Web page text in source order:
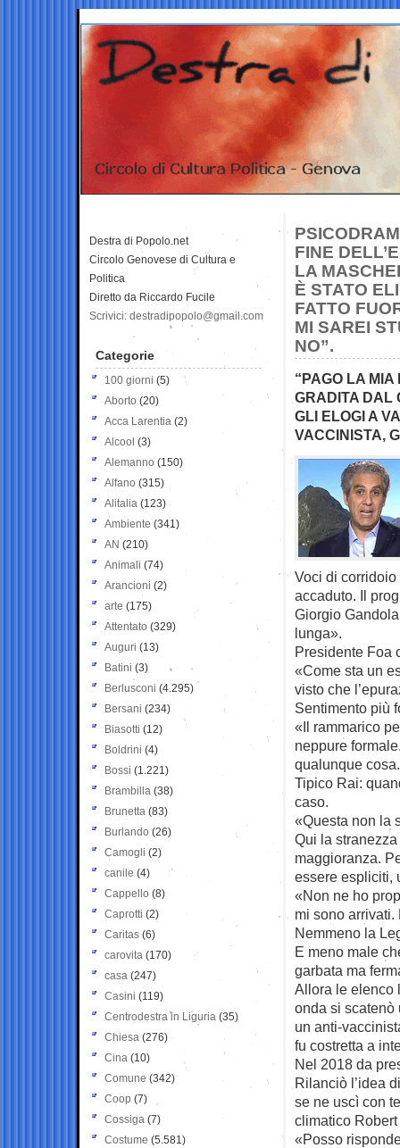
FINE
LA
È STATO
FATTO
MI SAREI
NO”.
“PAGO LA
GRADITA DAL
GLI ELOGI A
VACCINISTA,
Voci di
accaduto. Il
Giorgio
lunga».
Presidente Foa
«Come sta un
visto che
Sentimento più
«Il rammarico
neppure
qualunque
Tipico Rai:
caso.
«Questa non la
Qui la
maggioranza.
essere espliciti,
«Non ne ho
mi sono
Nemmeno la
E meno male
garbata ma
Allora le elenco
onda si scatenò
un anti-
fu costretta a
Nel 2018 da
Rilanciò l’idea
se ne uscì con
climatico
«Posso
Destra di Popolo.net
Circolo Genovese di Cultura e
Politica
Diretto da Riccardo Fucile
Scrivici: destradipopolo@gmail.com
Categorie
100 giorni (5)
Aborto (20)
Acca Larentia (2)
Alcool (3)
Alemanno (150)
Alfano (315)
Alitalia (123)
Ambiente (341)
AN (210)
Animali (74)
Arancioni (2)
arte (175)
Attentato (329)
Auguri (13)
Batini (3)
Berlusconi (4.295)
Bersani (234)
Biasotti (12)
Boldrini (4)
Bossi (1.221)
Brambilla (38)
Brunetta (83)
Burlando (26)
Camogli (2)
canile (4)
Cappello (8)
Caprotti (2)
Caritas (6)
carovita (170)
casa (247)
Casini (119)
Centrodestra in Liguria (35)
Chiesa (276)
Cina (10)
Comune (342)
Coop (7)
Cossiga (7)
Costume (5.581)